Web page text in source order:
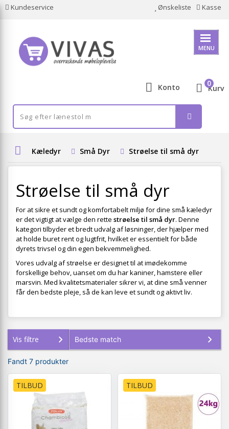
Kundeservice Ønskeliste Kasse
MENU
Konto Kurv
0
Kæledyr Små Dyr Strøelse til små dyr
Strøelse til små dyr
For at sikre et sundt og komfortabelt miljø for dine små kæledyr
er det vigtigt at vælge den rette strøelse til små dyr. Denne
kategori tilbyder et bredt udvalg af løsninger, der hjælper med
at holde buret rent og lugtfrit, hvilket er essentielt for både
dyrets trivsel og din egen bekvemmelighed.
Vores udvalg af strøelse er designet til at imødekomme
forskellige behov, uanset om du har kaniner, hamstere eller
marsvin. Med kvalitetsmaterialer sikrer vi, at dine små venner
får den bedste pleje, så de kan leve et sundt og aktivt liv.
Vis filtre
Fandt 7 produkter
TILBUD TILBUD